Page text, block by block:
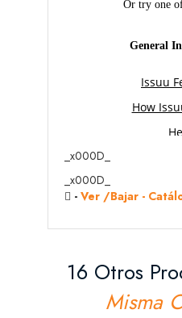
_x000D_
_x000D_
- Ver /Bajar -
16 Otros
Misma